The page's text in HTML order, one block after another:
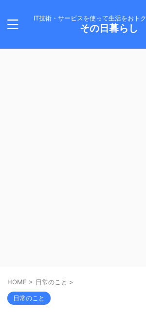
IT技術・サービスを使って生活をおト
その日暮らし
HOME > 日常のこと >
日常のこと